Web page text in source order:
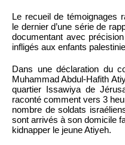
Le recueil de témoignages
le dernier d’une série de
documentant avec
infligés aux enfants
Dans une déclaration du
Muhammad Abdul-Hafith
quartier Issawiya de
raconté comment vers 3
nombre de soldats
sont arrivés à son domicile
kidnapper le jeune Atiyeh.